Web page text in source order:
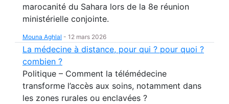
marocanité du Sahara lors de la 8e réunion
ministérielle conjointe.
Mouna Aghlal - 12 mars 2026
La médecine à distance, pour qui ? pour quoi ?
combien ?
Politique – Comment la télémédecine
transforme l’accès aux soins, notamment dans
les zones rurales ou enclavées ?